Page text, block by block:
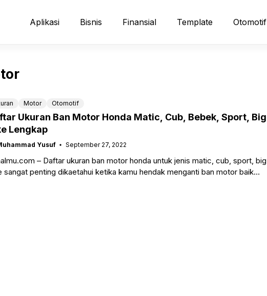
Aplikasi Bisnis Finansial Template Otomotif
Motor Otomotif
Ukuran Ban Motor Honda Matic, Cub, Bebek, Sport, Big
Lengkap
Yusuf September 27, 2022
– Daftar ukuran ban motor honda untuk jenis matic, cub, sport, big
sangat penting dikaetahui ketika kamu hendak menganti ban motor baik